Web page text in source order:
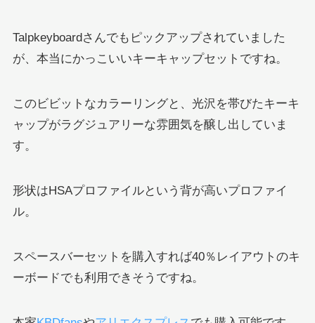
Talpkeyboardさんでもピックアップされていました
が、本当にかっこいいキーキャップセットですね。
このビビットなカラーリングと、光沢を帯びたキーキ
ャップがラグジュアリーな雰囲気を醸し出していま
す。
形状はHSAプロファイルという背が高いプロファイ
ル。
スペースバーセットを購入すれば40％レイアウトのキ
ーボードでも利用できそうですね。